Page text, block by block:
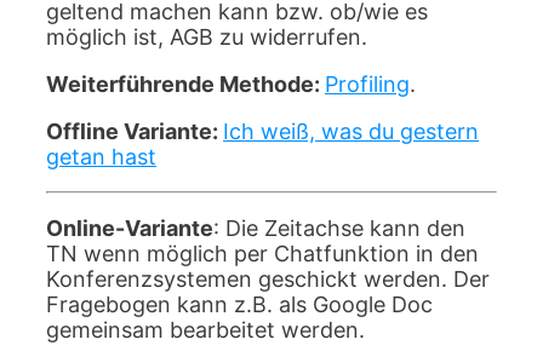
geltend machen kann bzw. ob/wie es
möglich ist, AGB zu widerrufen.
Weiterführende Methode: Profiling.
Offline Variante: Ich weiß, was du gestern
getan hast
Online-Variante: Die Zeitachse kann den
TN wenn möglich per Chatfunktion in den
Konferenzsystemen geschickt werden. Der
Fragebogen kann z.B. als Google Doc
gemeinsam bearbeitet werden.